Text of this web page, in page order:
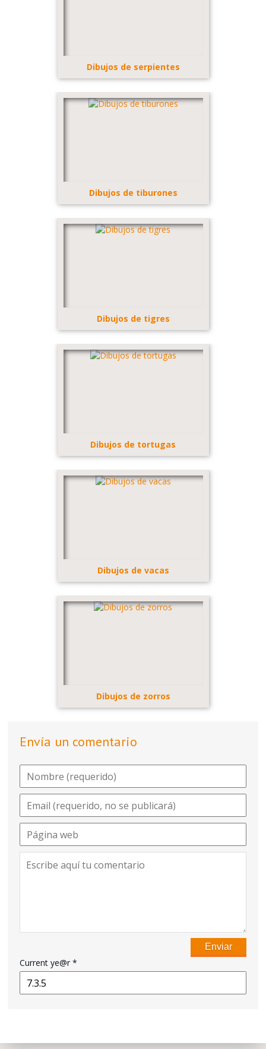
Dibujos de serpientes
Dibujos de tiburones
Dibujos de tigres
Dibujos de tortugas
Dibujos de vacas
Dibujos de zorros
Envía un comentario
Current ye@r*